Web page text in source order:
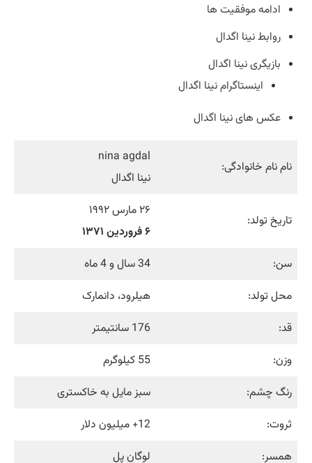
ادامه موفقیت ها
روابط نینا اگدال
بازیگری نینا اگدال
اینستاگرام نینا اگدال
عکس های نینا اگدال
نام نام خانوادگی:
nina agdal
نینا اگدال
تاریخ تولد:
۲۶ مارس ۱۹۹۲
۶ فروردین ۱۳۷۱
سن:
34 سال و 4 ماه
محل تولد:
هیلرود، دانمارک
قد:
176 سانتیمتر
وزن:
55 کیلوگرم
رنگ چشم:
سبز مایل به خاکستری
ثروت:
12+ میلیون دلار
همسر:
لوگان پل